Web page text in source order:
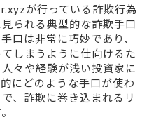
が行っている詐欺行為
られる典型的な詐欺手口
口は非常に巧妙であり、
しまうように仕向けるた
々や経験が浅い投資家に
にどのような手口が使わ
、詐欺に巻き込まれるリ